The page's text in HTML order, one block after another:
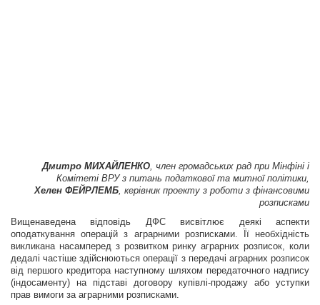
Дмитро МИХАЙЛЕНКО, член громадських рад при Мінфіні і
Комітеті ВРУ з питань податкової та митної політики,
Хелен ФЕЙРЛЕМБ, керівник проекту з роботи з фінансовими
розписками
Вищенаведена відповідь ДФС висвітлює деякі аспекти
оподаткування операцій з аграрними розписками. Її необхідність
викликана насамперед з розвит­ком ринку аграрних розписок, коли
дедалі частіше здійснюються операції з передачі аграрних розписок
від першого кредитора наступному шляхом передаточного надпису
(індосаменту) на підставі договору купівлі-продажу або уступки
прав вимоги за аграрними розписками.